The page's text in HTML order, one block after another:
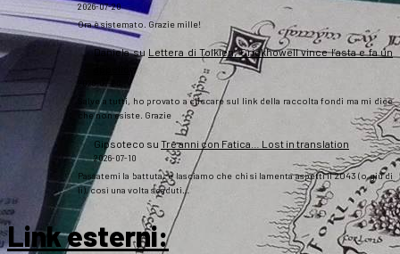
2026-07-20
Ora è sistemato. Grazie mille!
Danielasu Lettera di Tolkien, Crickhowell vince l’asta e fa un
2026-07-20
Salve a tutti, ho provato a cliccare sul link della raccolta fondi ma mi dice
che non esiste. Grazie
Gipsoteco su Tre anni con Fatica… Lost in translation
2026-07-10
Passatemi la battuta: e lasciamo che chi si lamenta aspetti il 2043 (o giù di
lì), così una volta scaduti…
Link esterni: